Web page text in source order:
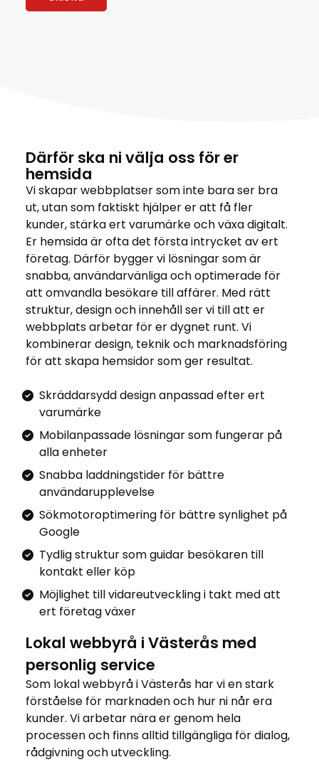
Därför ska ni välja oss för er
hemsida
Vi skapar webbplatser som inte bara ser bra
ut, utan som faktiskt hjälper er att få fler
kunder, stärka ert varumärke och växa digitalt.
Er hemsida är ofta det första intrycket av ert
företag. Därför bygger vi lösningar som är
snabba, användarvänliga och optimerade för
att omvandla besökare till affärer. Med rätt
struktur, design och innehåll ser vi till att er
webbplats arbetar för er dygnet runt. Vi
kombinerar design, teknik och marknadsföring
för att skapa hemsidor som ger resultat.
Skräddarsydd design anpassad efter ert
varumärke
Mobilanpassade lösningar som fungerar på
alla enheter
Snabba laddningstider för bättre
användarupplevelse
Sökmotoroptimering för bättre synlighet på
Google
Tydlig struktur som guidar besökaren till
kontakt eller köp
Möjlighet till vidareutveckling i takt med att
ert företag växer
Lokal webbyrå i Västerås med
personlig service
Som lokal webbyrå i Västerås har vi en stark
förståelse för marknaden och hur ni når era
kunder. Vi arbetar nära er genom hela
processen och finns alltid tillgängliga för dialog,
rådgivning och utveckling.